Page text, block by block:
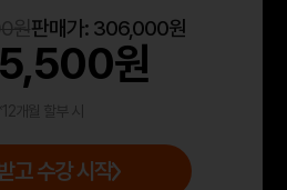
원판매가: 306,000원
원
*12개월 할부 시
고 수강 시작